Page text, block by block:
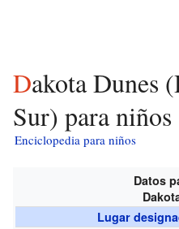
Dakota Dunes (Dakota del
Sur) para niños
Enciclopedia para niños
Datos
Lugar